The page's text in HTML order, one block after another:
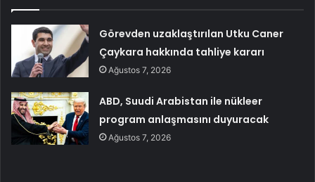
Görevden uzaklaştırılan Utku Caner
Çaykara hakkında tahliye kararı
Ağustos 7, 2026
ABD, Suudi Arabistan ile nükleer
program anlaşmasını duyuracak
Ağustos 7, 2026